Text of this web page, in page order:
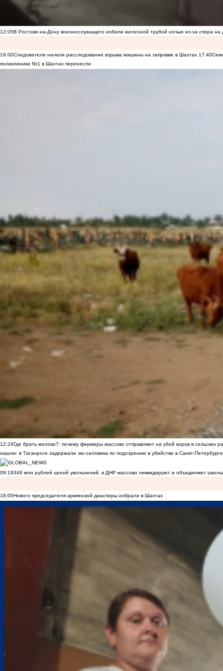
12:05В Ростове-на-Дону военнослужащего избили железной трубой ночью из-за спора на
19:00Следователи начали расследование взрыва машины на заправке в Шахтах 17:40
поликлиники №1 в Шахтах перенесли
12:24Где брать молоко?: почему фермеры массово отправляют на убой коров в сельских
нашли: в Таганроге задержали экс-силовика по подозрению в убийстве в Санкт-Петербурге
09:19349 млн рублей ценой увольнений: в ДНР массово ликвидируют и объединяют
18:00Нового председателя армянской диаспоры избрали в Шахтах